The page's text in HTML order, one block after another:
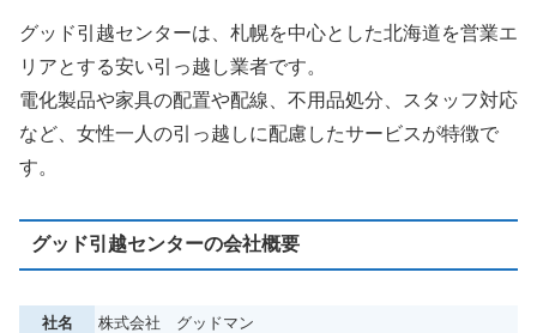
グッド引越センターは、札幌を中心とした北海道を営業エ
リアとする安い引っ越し業者です。
電化製品や家具の配置や配線、不用品処分、スタッフ対応
など、女性一人の引っ越しに配慮したサービスが特徴で
す。
グッド引越センターの会社概要
社名
株式会社 グッドマン